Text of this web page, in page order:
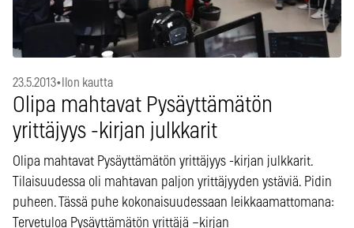
23.5.2013• Ilon kautta
Olipa mahtavat Pysäyttämätön
yrittäjyys -kirjan julkkarit
Olipa mahtavat Pysäyttämätön yrittäjyys -kirjan julkkarit.
Tilaisuudessa oli mahtavan paljon yrittäjyyden ystäviä. Pidin
puheen. Tässä puhe kokonaisuudessaan leikkaamattomana:
Tervetuloa Pysäyttämätön yrittäjä –kirjan